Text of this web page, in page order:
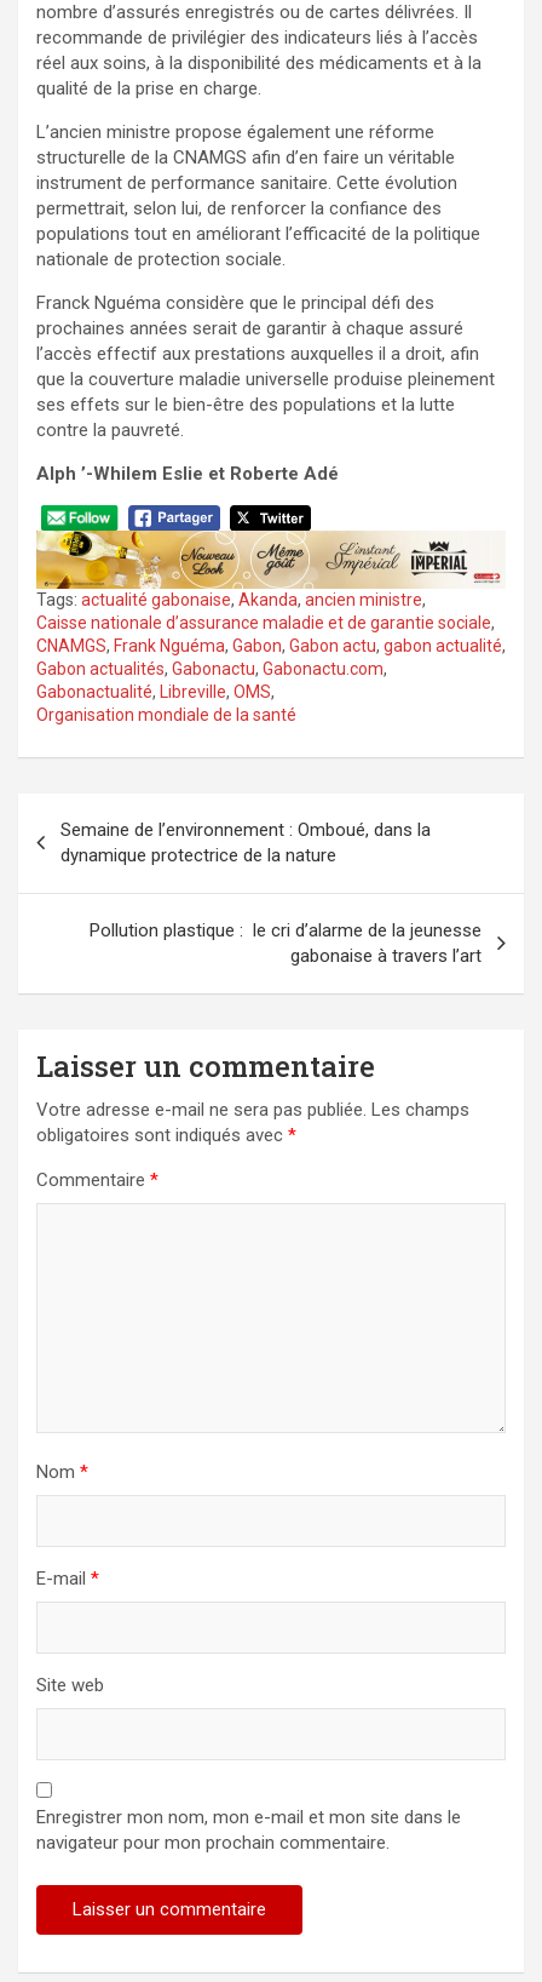
nombre d’assurés enregistrés ou de cartes délivrées. Il
recommande de privilégier des indicateurs liés à l’accès
réel aux soins, à la disponibilité des médicaments et à la
qualité de la prise en charge.
L’ancien ministre propose également une réforme
structurelle de la CNAMGS afin d’en faire un véritable
instrument de performance sanitaire. Cette évolution
permettrait, selon lui, de renforcer la confiance des
populations tout en améliorant l’efficacité de la politique
nationale de protection sociale.
Franck Nguéma considère que le principal défi des
prochaines années serait de garantir à chaque assuré
l’accès effectif aux prestations auxquelles il a droit, afin
que la couverture maladie universelle produise pleinement
ses effets sur le bien-être des populations et la lutte
contre la pauvreté.
Alph ’-Whilem Eslie et Roberte Adé
Tags: actualité gabonaise, Akanda, ancien ministre,
Caisse nationale d’assurance maladie et de garantie sociale,
CNAMGS, Frank Nguéma, Gabon, Gabon actu, gabon actualité,
Gabon actualités, Gabonactu, Gabonactu.com,
Gabonactualité, Libreville, OMS,
Organisation mondiale de la santé
de
l’article
Semaine de l’environnement : Omboué, dans la
dynamique protectrice de la nature
Pollution plastique : le cri d’alarme de la jeunesse
gabonaise à travers l’art
Laisser un commentaire
Votre adresse e-mail ne sera pas publiée. Les champs
obligatoires sont indiqués avec *
Commentaire *
Nom *
E-mail *
Site web
Enregistrer mon nom, mon e-mail et mon site dans le
navigateur pour mon prochain commentaire.